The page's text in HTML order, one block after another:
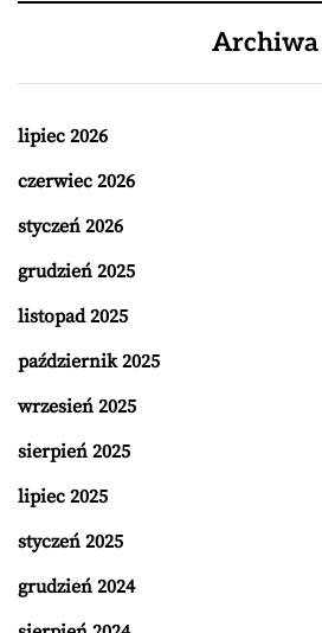
Archiwa
lipiec 2026
czerwiec 2026
styczeń 2026
grudzień 2025
listopad 2025
październik 2025
wrzesień 2025
sierpień 2025
lipiec 2025
styczeń 2025
grudzień 2024